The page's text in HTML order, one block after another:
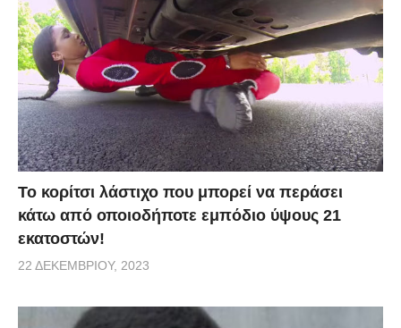
Το κορίτσι λάστιχο που μπορεί να περάσει
κάτω από οποιοδήποτε εμπόδιο ύψους 21
εκατοστών!
22 ΔΕΚΕΜΒΡΊΟΥ, 2023